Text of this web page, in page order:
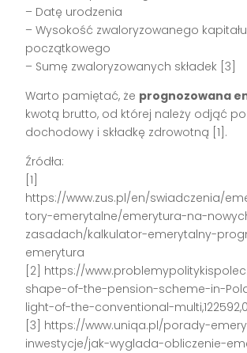
– Datę urodzenia
– Wysokość zwaloryzowanego kapitału
początkowego
– Sumę zwaloryzowanych składek [3]
Warto pamiętać, że prognozowana
kwotą brutto, od której należy odjąć
dochodowy i składkę zdrowotną [1].
Źródła:
[1]
https://www.zus.pl/en/swiadczenia/
tory-emerytalne/emerytura-na-
zasadach/kalkulator-emerytalny-
emerytura
[2] https://
shape-of-the-pension-scheme-in-
light-of-the-conventional-
[3] https://www.uniqa.pl/porady-
inwestycje/jak-wyglada-obliczenie-